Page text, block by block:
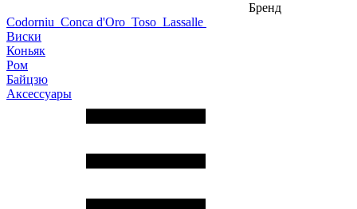
Бренд
Codorniu Conca d'Oro Toso Lassalle
Виски
Коньяк
Ром
Байцзю
Аксессуары